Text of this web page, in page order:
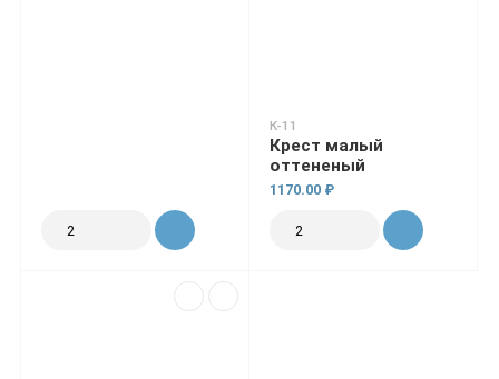
К-11
Крест малый
оттененый
1170.00 ₽